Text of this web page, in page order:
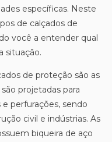
específicas. Neste
de calçados de
você a entender qual
situação.
de proteção são as
projetadas para
perfurações, sendo
civil e indústrias. As
biqueira de aço